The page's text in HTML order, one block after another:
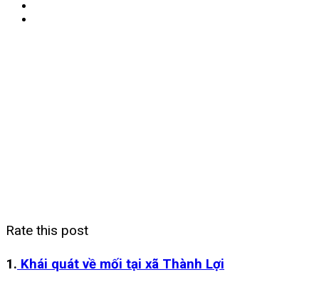
Rate this post
1. Khái quát về mối tại xã Thành Lợi